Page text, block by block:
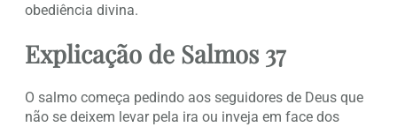
obediência divina.
Explicação de Salmos 37
O salmo começa pedindo aos seguidores de Deus que
não se deixem levar pela ira ou inveja em face dos